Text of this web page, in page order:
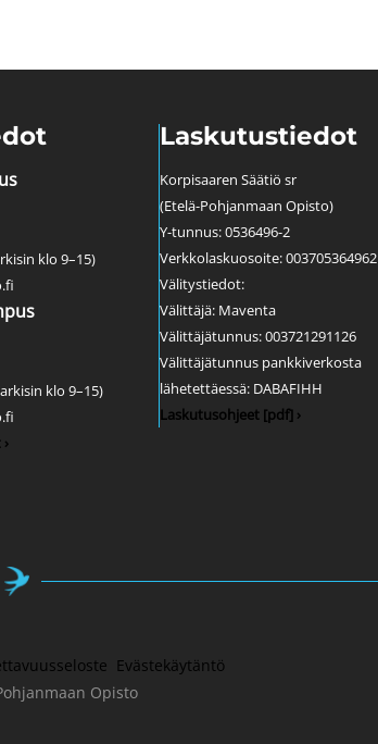
klo 9–15)
klo 9–15)
Laskutustiedot
Korpisaaren Säätiö sr
(Etelä-Pohjanmaan Opisto)
Y-tunnus: 0536496-2
Verkkolaskuosoite: 003705364962
Välitystiedot:
Välittäjä: Maventa
Välittäjätunnus: 003721291126
Välittäjätunnus pankkiverkosta
lähetettäessä: DABAFIHH
Laskutusohjeet [pdf] ›
Evästekäytäntö
Opisto